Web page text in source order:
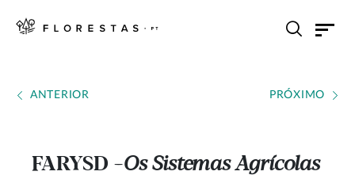
ANTERIOR PRÓXIMO
FARYSD --- Os Sistemas Agrícolas